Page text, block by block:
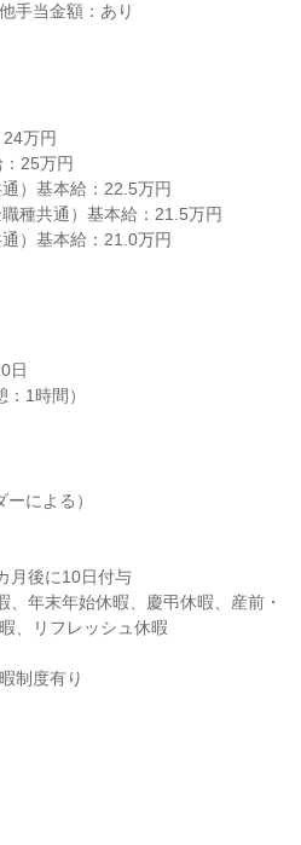
手当金額：あり
万円
25万円
）基本給：22.5万円
種共通）基本給：21.5万円
）基本給：21.0万円
日
1時間）
による）
月後に10日付与
年末年始休暇、慶弔休暇、産前・
、リフレッシュ休暇
制度有り